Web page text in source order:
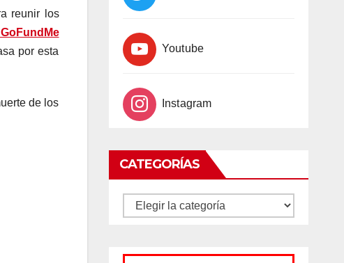
reunir los
por esta
de los
Youtube
Instagram
CATEGORÍAS
CATEGORÍAS